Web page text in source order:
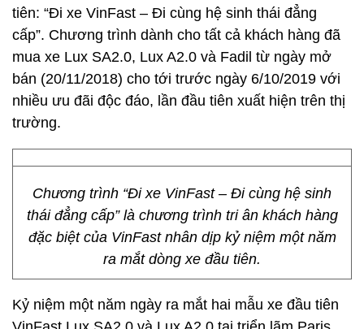
tiên: “Đi xe VinFast – Đi cùng hệ sinh thái đẳng
cấp”. Chương trình dành cho tất cả khách hàng đã
mua xe Lux SA2.0, Lux A2.0 và Fadil từ ngày mở
bán (20/11/2018) cho tới trước ngày 6/10/2019 với
nhiều ưu đãi độc đáo, lần đầu tiên xuất hiện trên thị
trường.
Chương trình “Đi xe VinFast – Đi cùng hệ sinh
thái đẳng cấp” là chương trình tri ân khách hàng
đặc biệt của VinFast nhân dịp kỷ niệm một năm
ra mắt dòng xe đầu tiên.
Kỷ niệm một năm ngày ra mắt hai mẫu xe đầu tiên